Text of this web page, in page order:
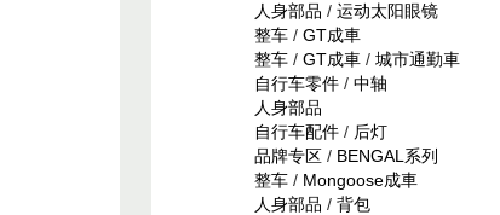
人身部品 / 运动太阳眼镜
整车/ GT成車
整车/ GT成車/ 城市通勤車
自行车零件/ 中轴
人身部品
自行车配件/ 后灯
品牌专区/ BENGAL系列
整车/ Mongoose成車
人身部品 / 背包